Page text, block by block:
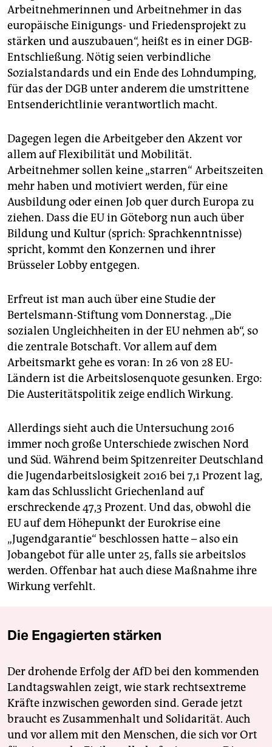
Arbeitnehmerinnen und Arbeitnehmer in das
europäische Einigungs- und Friedensprojekt zu
stärken und auszubauen“, heißt es in einer DGB-
Entschließung. Nötig seien verbindliche
Sozialstandards und ein Ende des Lohndumping,
für das der DGB unter anderem die umstrittene
Entsenderichtlinie verantwortlich macht.
Dagegen legen die Arbeitgeber den Akzent vor
allem auf Flexibilität und Mobilität.
Arbeitnehmer sollen keine „starren“ Arbeitszeiten
mehr haben und motiviert werden, für eine
Ausbildung oder einen Job quer durch Europa zu
ziehen. Dass die EU in Göteborg nun auch über
Bildung und Kultur (sprich: Sprachkenntnisse)
spricht, kommt den Konzernen und ihrer
Brüsseler Lobby entgegen.
Erfreut ist man auch über eine Studie der
Bertelsmann-Stiftung vom Donnerstag. „Die
sozialen Ungleichheiten in der EU nehmen ab“, so
die zentrale Botschaft. Vor allem auf dem
Arbeitsmarkt gehe es voran: In 26 von 28 EU-
Ländern ist die Arbeitslosenquote gesunken. Ergo:
Die Austeritätspolitik zeige endlich Wirkung.
Allerdings sieht auch die Untersuchung 2016
immer noch große Unterschiede zwischen Nord
und Süd. Während beim Spitzenreiter Deutschland
die Jugendarbeitslosigkeit 2016 bei 7,1 Prozent lag,
kam das Schlusslicht Griechenland auf
erschreckende 47,3 Prozent. Und das, obwohl die
EU auf dem Höhepunkt der Eurokrise eine
„Jugendgarantie“ beschlossen hatte – also ein
Jobangebot für alle unter 25, falls sie arbeitslos
werden. Offenbar hat auch diese Maßnahme ihre
Wirkung verfehlt.
Die Engagierten stärken
Der drohende Erfolg der AfD bei den kommenden
Landtagswahlen zeigt, wie stark rechtsextreme
Kräfte inzwischen geworden sind. Gerade jetzt
braucht es Zusammenhalt und Solidarität. Auch
und vor allem mit den Menschen, die sich vor Ort